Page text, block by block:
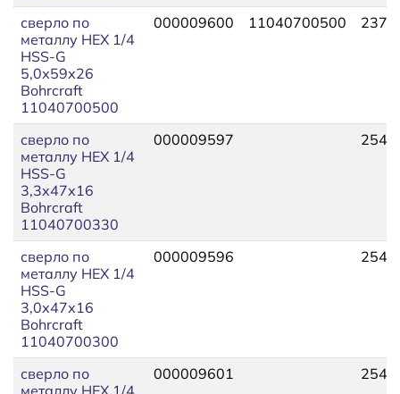
сверло по
металлу HEX 1/4
HSS-G
5,0х59х26
Bohrcraft
11040700500
000009600 11040700500
сверло по
металлу HEX 1/4
HSS-G
3,3х47х16
Bohrcraft
11040700330
000009597
сверло по
металлу HEX 1/4
HSS-G
3,0х47х16
Bohrcraft
11040700300
000009596
сверло по
металлу HEX 1/4
000009601